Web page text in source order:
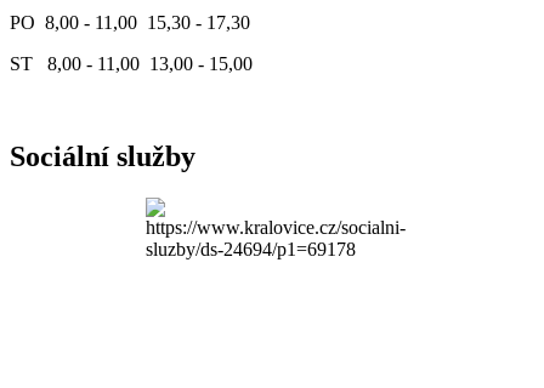
PO 8,00 - 11,00 15,30 - 17,30
ST 8,00 - 11,00 13,00 - 15,00
Sociální služby